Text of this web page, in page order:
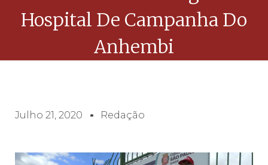
Hospital De Campanha Do
Anhembi
Julho 21, 2020 Redação